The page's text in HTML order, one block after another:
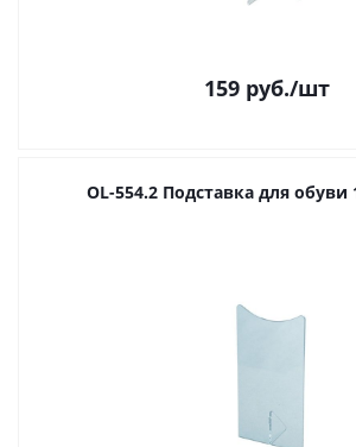
159руб./шт
OL-554.2 Подставка для обуви